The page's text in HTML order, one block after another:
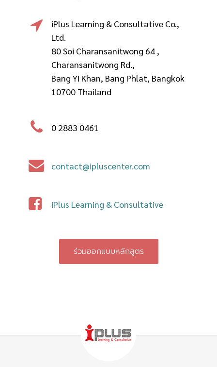
iPlus Learning & Consultative Co.,
Ltd.
80 Soi Charansanitwong 64 ,
Charansanitwong Rd.,
Bang Yi Khan, Bang Phlat, Bangkok
10700 Thailand
0 2883 0461
contact@ipluscenter.com
iPlus Learning & Consultative
ร่วมออกแบบหลักสูตร